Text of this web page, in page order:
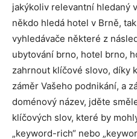
jakýkoliv relevantní hledaný
někdo hledá hotel v Brně,
vyhledávače některé z
ubytování brno, hotel brno,
zahrnout klíčové slovo, díky
záměr Vašeho podnikání, a
doménový název, jděte
klíčových slov, které by
„keyword-rich“ nebo